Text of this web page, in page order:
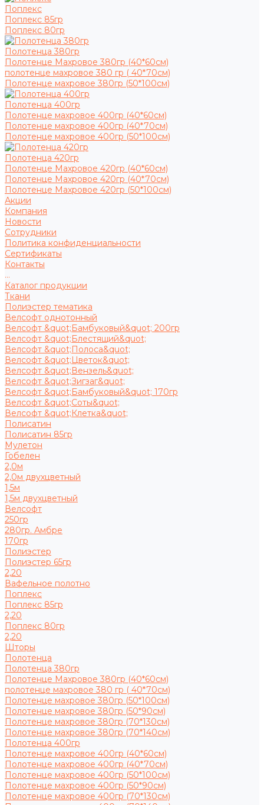
Поплекс
Поплекс 85гр
Поплекс 80гр
Полотенца 380гр
Полотенце Махровое 380гр (40*60см)
полотенце махровое 380 гр ( 40*70см)
Полотенце махровое 380гр (50*100см)
Полотенца 400гр
Полотенце махровое 400гр (40*60см)
Полотенце махровое 400гр (40*70см)
Полотенце махровое 400гр (50*100см)
Полотенца 420гр
Полотенце Махровое 420гр (40*60см)
Полотенце Махровое 420гр (40*70см)
Полотенце Махровое 420гр (50*100см)
Акции
Компания
Новости
Сотрудники
Политика конфиденциальности
Сертификаты
Контакты
...
Каталог продукции
Ткани
Полиэстер тематика
Велсофт однотонный
Велсофт &quot;Бамбуковый&quot; 200гр
Велсофт &quot;Блестящий&quot;
Велсофт &quot;Полоса&quot;
Велсофт &quot;Цветок&quot;
Велсофт &quot;Вензель&quot;
Велсофт &quot;Зигзаг&quot;
Велсофт &quot;Бамбуковый&quot; 170гр
Велсофт &quot;Соты&quot;
Велсофт &quot;Клетка&quot;
Полисатин
Полисатин 85гр
Мулетон
Гобелен
2,0м
2,0м двухцветный
1,5м
1,5м двухцветный
Велсофт
250гр
280гр. Амбре
170гр
Полиэстер
Полиэстер 65гр
2,20
Вафельное полотно
Поплекс
Поплекс 85гр
2,20
Поплекс 80гр
2,20
Шторы
Полотенца
Полотенца 380гр
Полотенце Махровое 380гр (40*60см)
полотенце махровое 380 гр ( 40*70см)
Полотенце махровое 380гр (50*100см)
Полотенце махровое 380гр (50*90см)
Полотенце махровое 380гр (70*130см)
Полотенце махровое 380гр (70*140см)
Полотенца 400гр
Полотенце махровое 400гр (40*60см)
Полотенце махровое 400гр (40*70см)
Полотенце махровое 400гр (50*100см)
Полотенце махровое 400гр (50*90см)
Полотенце махровое 400гр (70*130см)